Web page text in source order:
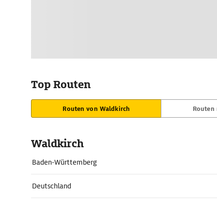
Top Routen
Routen von Waldkirch Routen
Waldkirch
Baden-Württemberg
Deutschland